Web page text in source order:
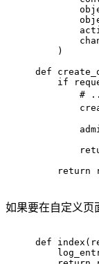
    )
def
if
#
return
如果要在自定义页
def index (